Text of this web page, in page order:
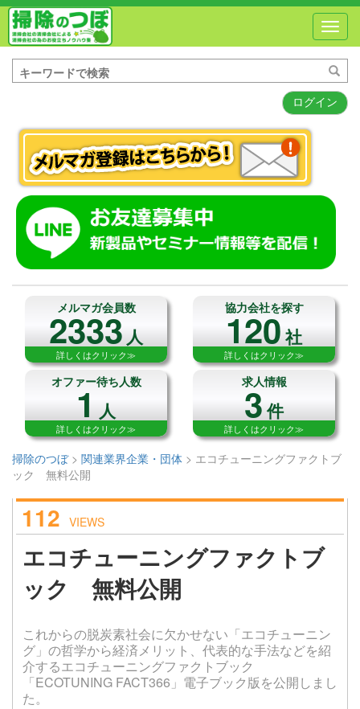
ログイン
メルマガ会員数
2333人
詳しくはクリック≫
協力会社を探す
120社
詳しくはクリック≫
オファー待ち人数
1人
詳しくはクリック≫
求人情報
3件
詳しくはクリック≫
掃除のつぼ> 関連業界企業・団体 > エコチューニングファクトブ
ック 無料公開
112 VIEWS
エコチューニングファクトブ
ック 無料公開
これからの脱炭素社会に欠かせない「エコチューニン
グ」の哲学から経済メリット、代表的な手法などを紹
介するエコチューニングファクトブック
「ECOTUNING FACT366」電子ブック版を公開しまし
た。